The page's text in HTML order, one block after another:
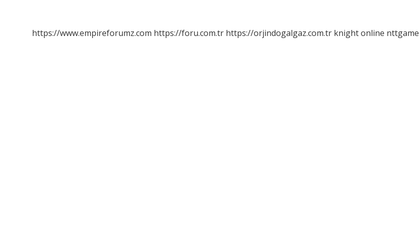
https://www.empireforumz.com https://foru.com.tr https://orjindogalgaz.com.tr knight online nttgame